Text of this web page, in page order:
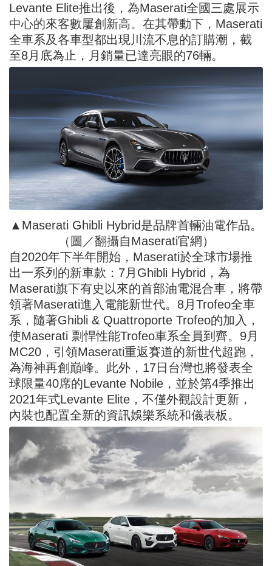
Levante Elite推出後，為Maserati全國三處展示
中心的來客數屢創新高。在其帶動下，Maserati
全車系及各車型都出現川流不息的訂購潮，截
至8月底為止，月銷量已達亮眼的76輛。
▲Maserati Ghibli Hybrid是品牌首輛油電作品。
（圖／翻攝自Maserati官網）
自2020年下半年開始，Maserati於全球市場推
出一系列的新車款：7月Ghibli Hybrid，為
Maserati旗下有史以來的首部油電混合車，將帶
領著Maserati進入電能新世代。8月Trofeo全車
系，隨著Ghibli & Quattroporte Trofeo的加入，
使Maserati 剽悍性能Trofeo車系全員到齊。9月
MC20，引領Maserati重返賽道的新世代超跑 ，
為海神再創巔峰。此外，17日台灣也將發表全
球限量40席的Levante Nobile，並於第4季推出
2021年式Levante Elite，不僅外觀設計更新，
內裝也配置全新的資訊娛樂系統和儀表板。